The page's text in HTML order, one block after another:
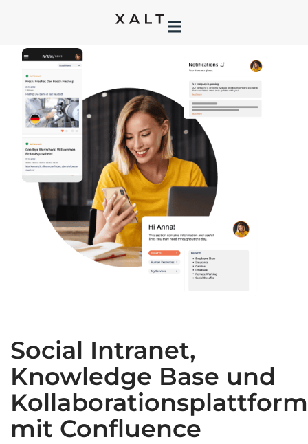
Social Intranet,
Knowledge Base und
Kollaborationsplattform
mit Confluence